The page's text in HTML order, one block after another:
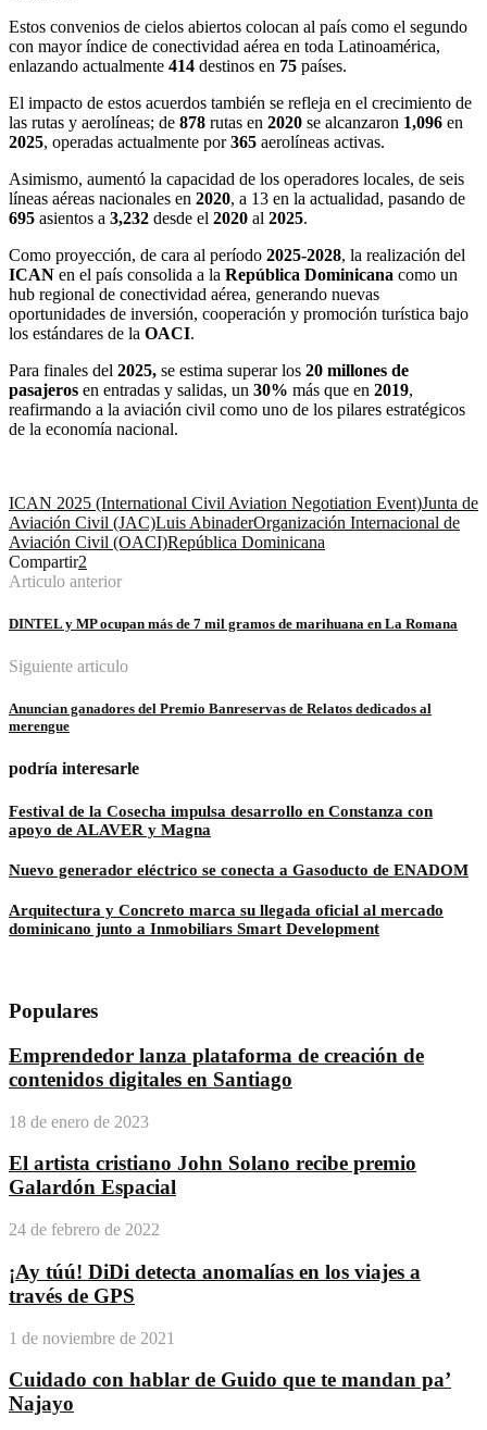
Estos convenios de cielos abiertos colocan al país como el segundo
con mayor índice de conectividad aérea en toda Latinoamérica,
enlazando actualmente 414 destinos en 75 países.
El impacto de estos acuerdos también se refleja en el crecimiento de
las rutas y aerolíneas; de 878 rutas en 2020 se alcanzaron 1,096 en
2025, operadas actualmente por365 aerolíneas activas.
Asimismo, aumentó la capacidad de los operadores locales, de seis
líneas aéreas nacionales en 2020, a 13 en la actualidad, pasando de
695 asientos a 3,232 desde el 2020 al 2025.
Como proyección, de cara al período 2025-2028, la realización del
ICAN en el país consolida a la República Dominicana como un
hub regional de conectividad aérea, generando nuevas
oportunidades de inversión, cooperación y promoción turística bajo
los estándares de la OACI.
Para finales del 2025, se estima superar los 20 millones de
pasajeros en entradas y salidas, un 30% más que en 2019,
reafirmando a la aviación civil como uno de los pilares estratégicos
de la economía nacional.
ICAN 2025 (International Civil Aviation Negotiation Event)Junta de
Aviación Civil (JAC)Luis AbinaderOrganización Internacional de
Aviación Civil (OACI)República Dominicana
Compartir2
Articulo anterior
DINTEL y MP ocupan más de 7 mil gramos de marihuana en La Romana
Siguiente articulo
Anuncian ganadores del Premio Banreservas de Relatos dedicados al
merengue
podría interesarle
Festival de la Cosecha impulsa desarrollo en Constanza con
apoyo de ALAVER y Magna
Nuevo generador eléctrico se conecta a Gasoducto de ENADOM
Arquitectura y Concreto marca su llegada oficial al mercado
dominicano junto a Inmobiliars Smart Development
Populares
Emprendedor lanza plataforma de creación de
contenidos digitales en Santiago
18 de enero de 2023
El artista cristiano John Solano recibe premio
Galardón Espacial
24 de febrero de 2022
¡Ay túú! DiDi detecta anomalías en los viajes a
través de GPS
1 de noviembre de 2021
Cuidado con hablar de Guido que te mandan pa’
Najayo